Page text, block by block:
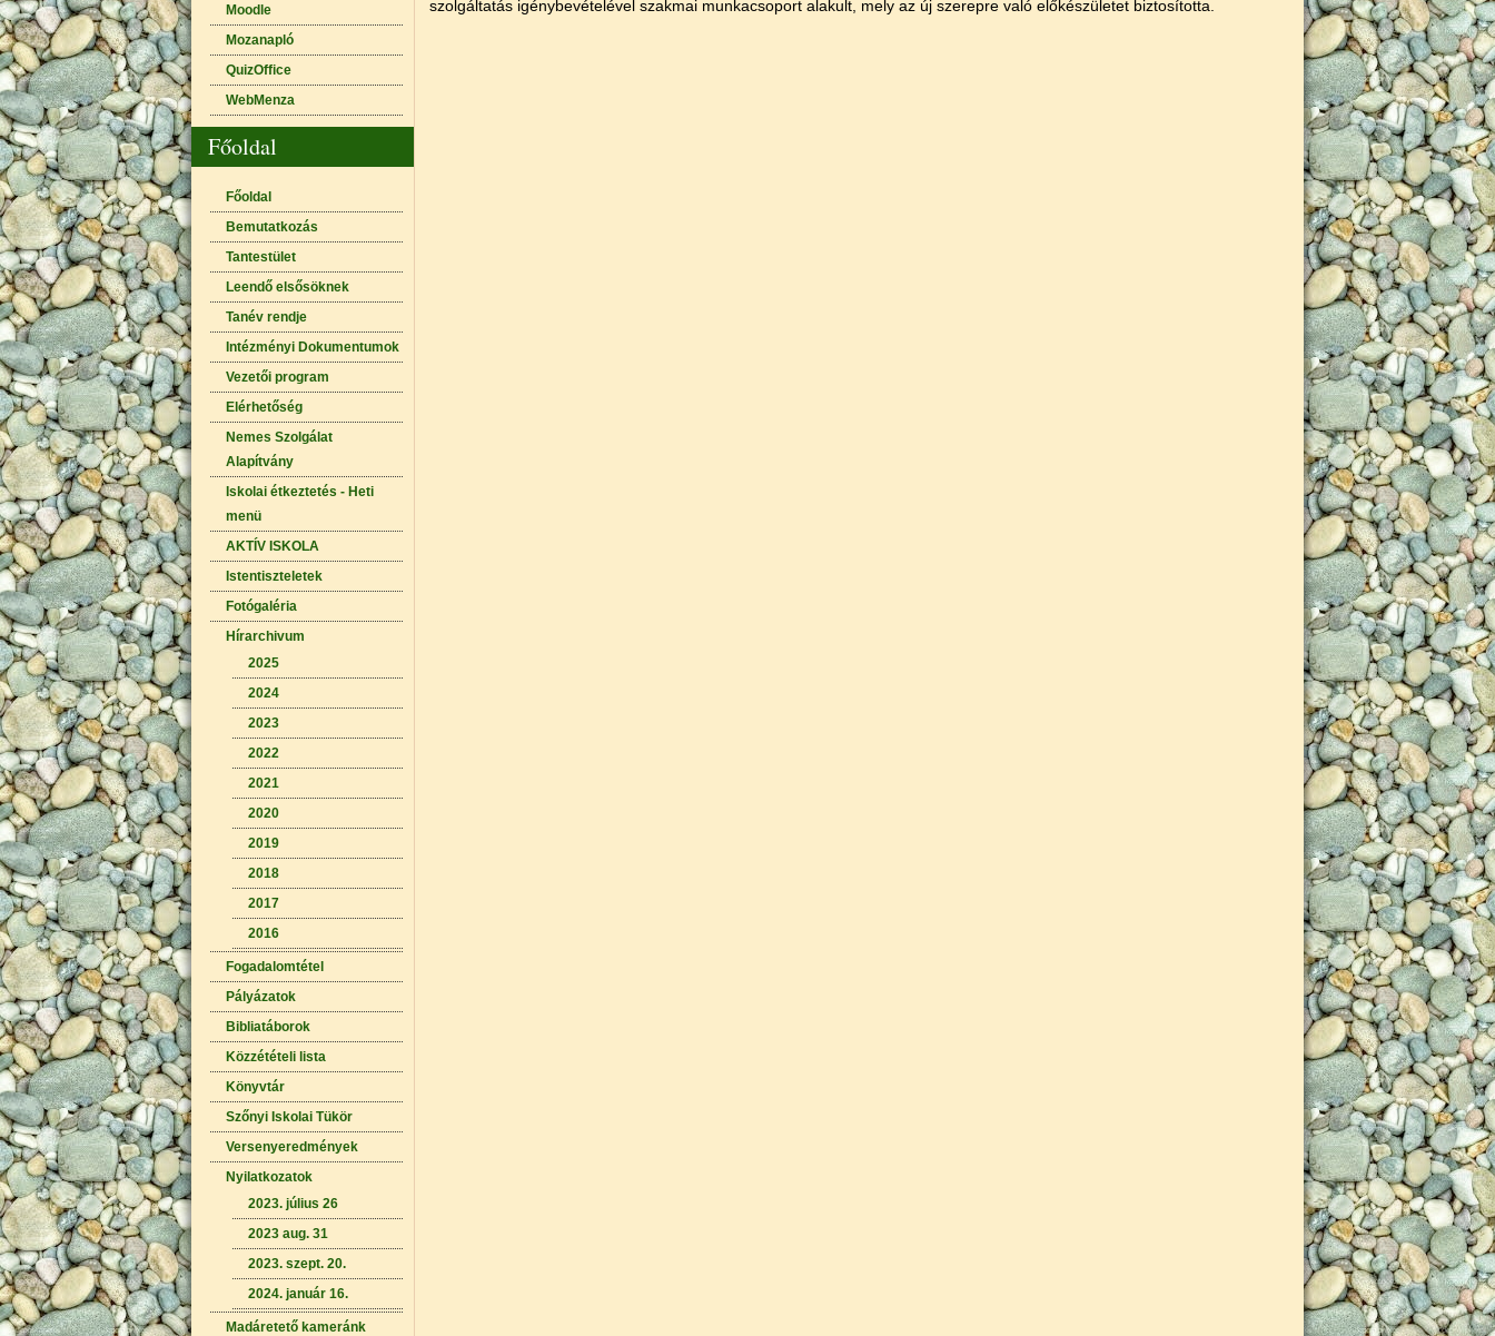
Moodle
Mozanapló
QuizOffice
WebMenza
Főoldal
Főoldal
Bemutatkozás
Tantestület
Leendő elsősöknek
Tanév rendje
Intézményi Dokumentumok
Vezetői program
Elérhetőség
Nemes Szolgálat
Alapítvány
Iskolai étkeztetés - Heti
menü
AKTÍV ISKOLA
Istentiszteletek
Fotógaléria
Hírarchivum
2025
2024
2023
2022
2021
2020
2019
2018
2017
2016
Fogadalomtétel
Pályázatok
Bibliatáborok
Közzétételi lista
Könyvtár
Szőnyi Iskolai Tükör
Versenyeredmények
Nyilatkozatok
2023. július 26
2023 aug. 31
2023. szept. 20.
2024. január 16.
Madáretető kameránk
szolgáltatás igénybevételével szakmai munkacsoport alakult, mely az új szerepre való előkészületet biztosította.